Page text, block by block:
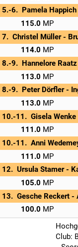
Pamela Happich
Privatscore
115.0
Christel Müller -
Privatscore
114.0
Hannelore
Privatscore
113.0
Peter Dörfler -
Privatscore
113.0
Gisela Wenke
Privatscore
111.0
Anni
Privatscore
111.0
Ursula Stamer -
Privatscore
105.0
Gesche Reckert -
Privatscore
100.0
Club: